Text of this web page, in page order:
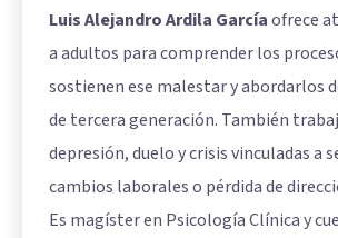
Luis Alejandro Ardila Garcíaofrece
a adultos para comprender los
sostienen ese malestar y abordarlos
de tercera generación. También
depresión, duelo y crisis vinculadas a
cambios laborales o pérdida de
Es magíster en Psicología Clínica y